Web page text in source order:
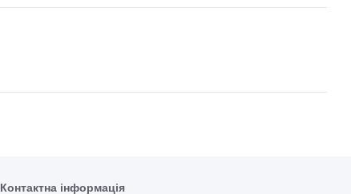
Контактна інформація